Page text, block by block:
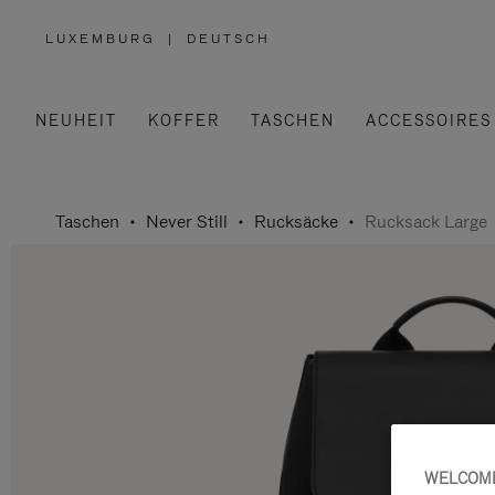
LUXEMBURG
,
AUS
| DEUTSCH
NEUHEIT KOFFER TASCHEN ACCESSOIRES
Taschen Never Still Rucksäcke Rucksack Large